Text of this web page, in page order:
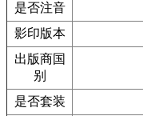
是否注音
影印版本
出版商国
别
是否套装